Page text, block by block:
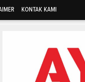
KONTAK KAMI